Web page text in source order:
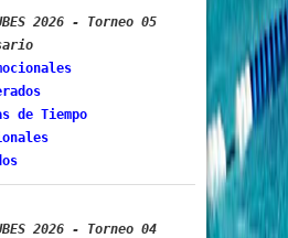
2026 - Torneo 05
de Tiempo
2026 - Torneo 04